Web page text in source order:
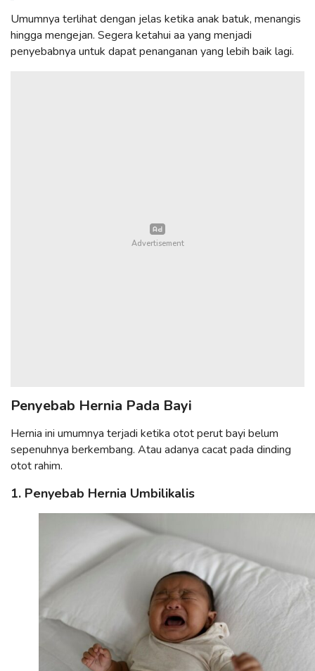
Umumnya terlihat dengan jelas ketika anak batuk, menangis
hingga mengejan. Segera ketahui aa yang menjadi
penyebabnya untuk dapat penanganan yang lebih baik lagi.
Penyebab Hernia Pada Bayi
Hernia ini umumnya terjadi ketika otot perut bayi belum
sepenuhnya berkembang. Atau adanya cacat pada dinding
otot rahim.
1. Penyebab Hernia Umbilikalis